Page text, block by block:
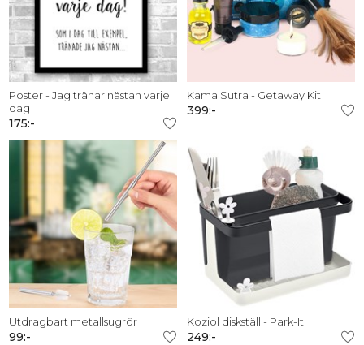
Poster - Jag tränar nästan varje
dag
175:-
Kama Sutra - Getaway Kit
399:-
Utdragbart metallsugrör
99:-
Koziol diskställ - Park-It
249:-